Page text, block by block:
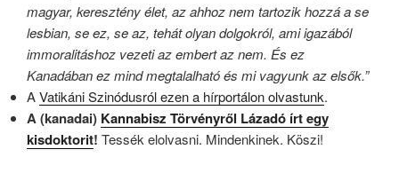
magyar, keresztény élet, az ahhoz nem tartozik hozzá a se
lesbian, se ez, se az, tehát olyan dolgokról, ami igazából
immoralitáshoz vezeti az embert az nem. És ez
Kanadában ez mind megtalalható és mi vagyunk az elsők.”
AVatikáni Szinódusról ezen a hírportálon olvastunk.
A (kanadai) Kannabisz Törvényről Lázadó írt egy
kisdoktorit! Tessék elolvasni. Mindenkinek. Köszi!